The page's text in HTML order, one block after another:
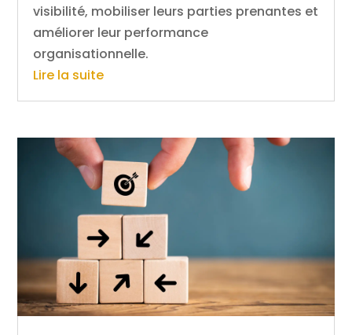
visibilité, mobiliser leurs parties prenantes et
améliorer leur performance
organisationnelle.
Lire la suite